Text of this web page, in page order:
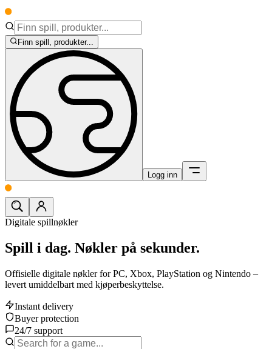
Finn spill, produkter...
Logg inn
Digitale spillnøkler
Spill i dag. Nøkler på sekunder.
Offisielle digitale nøkler for PC, Xbox, PlayStation og Nintendo –
levert umiddelbart med kjøperbeskyttelse.
Instant delivery
Buyer protection
24/7 support